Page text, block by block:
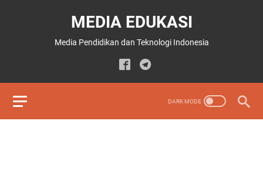
MEDIA EDUKASI
Media Pendidikan dan Teknologi Indonesia